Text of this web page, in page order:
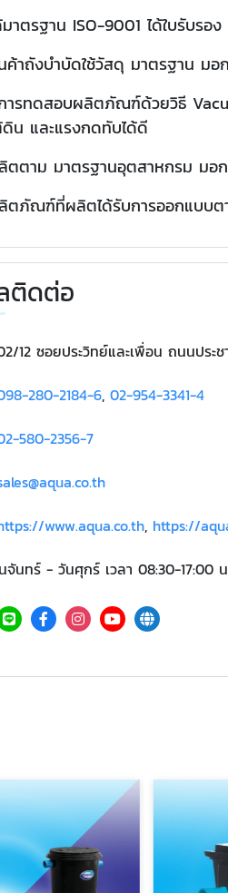
าตรฐาน ISO-9001 ได้ใบรับรอง
ค้าถังบำบัดใช้วัสดุ มาตรฐาน มอ
ารทดสอบผลิตภัณฑ์ด้วยวิธี
ดิน และแรงกดทับได้ดี
ตตาม มาตรฐานอุตสาหกรม มอก
ตภัณฑ์ที่ผลิตได้รับการออกแบบ
ติดต่อ
12 ซอยประวิทย์และเพื่อน ถนนปร
280-2184-6, 02-954-3341-4
580-2356-7
www.aqua.co.th, https://
จันทร์ - วันศุกร์ เวลา 08:30-17:00